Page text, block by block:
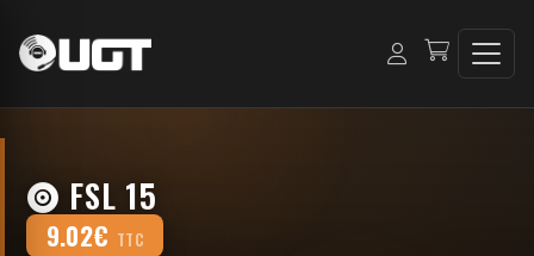
FSL 15
9.02€ TTC